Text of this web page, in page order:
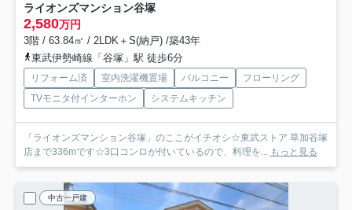
ライオンズマンション谷塚
2,580万円
3階 / 63.84㎡ / 2LDK＋S(納戸) /築43年
東武伊勢崎線「谷塚」駅 徒歩6分
リフォーム済 室内洗濯機置場 バルコニー
フローリング
TVモニタ付インターホン
システムキッチン
「ライオンズマンション谷塚」のここがイチオシ☆東武ストア 草加谷塚
店まで336mです☆3口コンロが付いているので、料理を... もっと見る
中古一戸建